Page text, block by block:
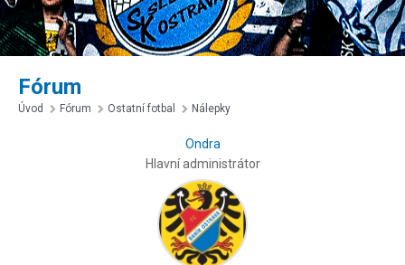
Fórum
Úvod Fórum Ostatní fotbal Nálepky
Ondra
Hlavní administrátor